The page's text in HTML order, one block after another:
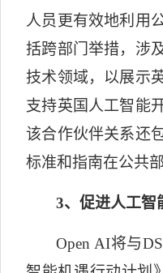
人员更有效地利用
括跨部门举措，涉
技术领域，以展示
支持英国人工智能
该合作伙伴关系还
标准和指南在公共
3、促进人工智
Open AI将与